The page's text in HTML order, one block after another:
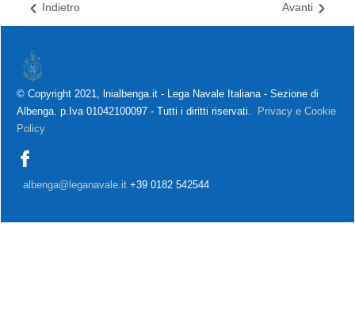
Indietro Avanti
© Copyright 2021, lnialbenga.it - Lega Navale Italiana - Sezione di
Albenga. p.Iva 01042100097 - Tutti i diritti riservati.
Privacy e Cookie
Policy
albenga@leganavale.it +39 0182 542544